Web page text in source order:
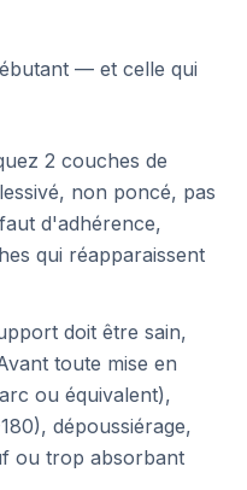
— et celle qui
2 couches de
non poncé, pas
d'adhérence,
qui réapparaissent
doit être sain,
toute mise en
ou équivalent),
dépoussiérage,
ou trop absorbant